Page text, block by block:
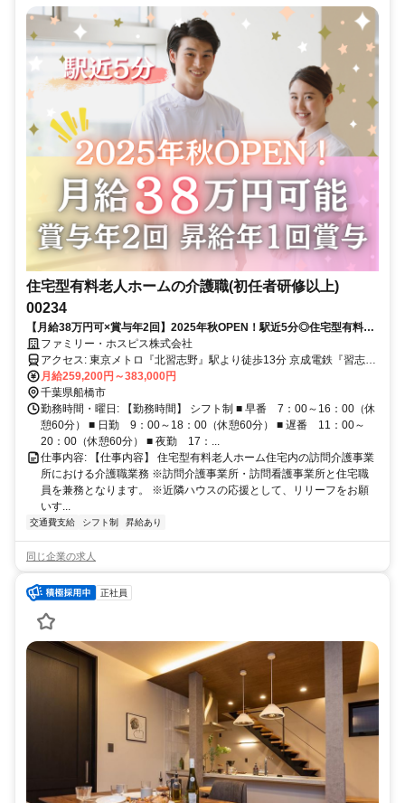
住宅型有料老人ホームの介護職(初任者研修以上)
00234
【月給38万円可×賞与年2回】2025年秋OPEN！駅近5分◎住宅型有料老
人ホーム介護職
ファミリー・ホスピス株式会社
アクセス: 東京メトロ『北習志野』駅より徒歩13分 京成電鉄『習志
野』駅より徒歩5分 東葉高速鉄道『北習志野』駅より徒歩13分 ※車
通勤 応相談
月給259,200円～383,000円
千葉県船橋市
勤務時間・曜日: 【勤務時間】 シフト制 ■ 早番 7：00～16：00（休
憩60分） ■ 日勤 9：00～18：00（休憩60分） ■ 遅番 11：00～
20：00（休憩60分） ■ 夜勤 17：...
仕事内容: 【仕事内容】 住宅型有料老人ホーム住宅内の訪問介護事業
所における介護職業務 ※訪問介護事業所・訪問看護事業所と住宅職
員を兼務となります。 ※近隣ハウスの応援として、リリーフをお願
いす...
交通費支給 シフト制 昇給あり
同じ企業の求人
正社員